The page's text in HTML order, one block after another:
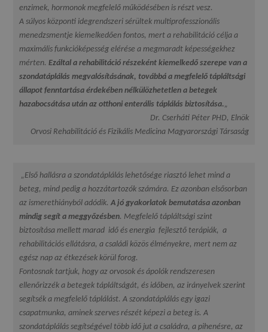
enzimek, hormonok megfelelő működésében is részt vesz.
A súlyos központi idegrendszeri sérültek multiprofesszionális
menedzsmentje kiemelkedően fontos, mert a rehabilitáció célja a
maximális funkcióképesség elérése a megmaradt képességekhez
mérten.Ezáltal a rehabilitáció részeként kiemelkedő szerepe van a
szondatáplálás megvalósításának, továbbá a megfelelő tápláltsági
állapot fenntartása érdekében nélkülözhetetlen a betegek
hazabocsátása után az otthoni enterális táplálás biztosítása.„
Dr. Cserháti Péter PHD, Elnök
Orvosi Rehabilitáció és Fizikális Medicina Magyarországi Társaság
„Első hallásra a szondatáplálás lehetősége riasztó lehet mind a
beteg, mind pedig a hozzátartozók számára. Ez azonban elsősorban
az ismerethiányból adódik.A jó gyakorlatok bemutatása azonban
mindig segít a meggyőzésben. Megfelelő tápláltsági szint
biztosítása mellett marad idő és energia fejlesztő terápiák, a
rehabilitációs ellátásra, a családi közös élményekre, mert nem az
egész nap az étkezések körül forog.
Fontosnak tartjuk, hogy az orvosok és ápolók rendszeresen
ellenőrizzék a betegek tápláltságát, és időben, az irányelvek szerint
segítsék a megfelelő táplálást. A szondatáplálás egy igazi
csapatmunka, aminek szerves részét képezi a beteg is. A
szondatáplálás segítségével több idő jut a családra, a pihenésre, az